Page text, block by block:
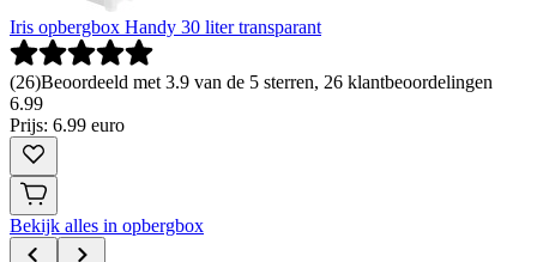
Iris opbergbox Handy 30 liter transparant
(26)Beoordeeld met 3.9 van de 5 sterren, 26 klantbeoordelingen
6.99
Prijs: 6.99 euro
Bekijk alles in opbergbox